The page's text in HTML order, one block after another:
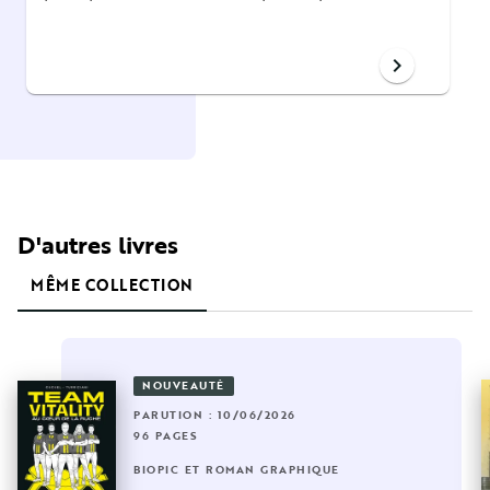
chevron_right
D'autres livres
MÊME COLLECTION
NOUVEAUTÉ
PARUTION : 10/06/2026
96 PAGES
BIOPIC ET ROMAN GRAPHIQUE